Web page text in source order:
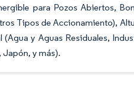
para Pozos Abiertos,
Tipos de Accionamiento),
(Agua y Aguas Residuales,
y más).